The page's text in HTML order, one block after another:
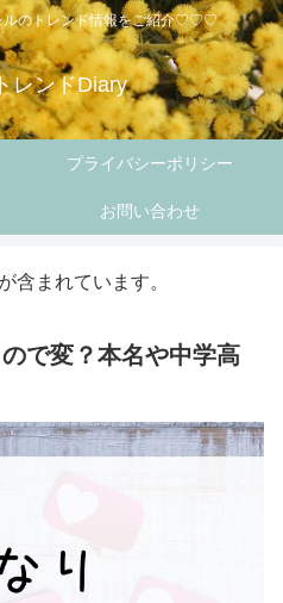
ルのトレンド情報をご紹介♡♡♡
レンドDiary
プライバシーポリシー
お問い合わせ
含まれています。
で変？本名や中学高